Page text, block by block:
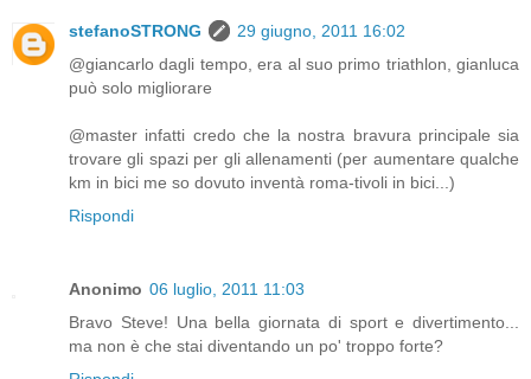
stefanoSTRONG
29 giugno, 2011 16:02
@giancarlo dagli tempo, era al suo primo triathlon, gianluca
può solo migliorare
@master infatti credo che la nostra bravura principale sia
trovare gli spazi per gli allenamenti (per aumentare qualche
km in bici me so dovuto inventà roma-tivoli in bici...)
Rispondi
Anonimo 06 luglio, 2011 11:03
Bravo Steve! Una bella giornata di sport e divertimento...
ma non è che stai diventando un po' troppo forte?